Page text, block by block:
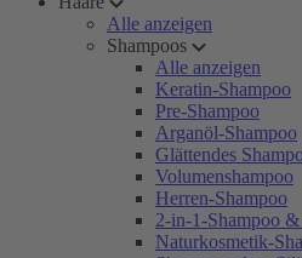
Alle anzeigen
Shampoos
Alle anzeigen
Keratin-Shampoo
Pre-Shampoo
Arganöl-Shampoo
Glättendes
Volumenshampoo
Herren-Shampoo
2-in-1-Shampoo
Naturkosmetik-